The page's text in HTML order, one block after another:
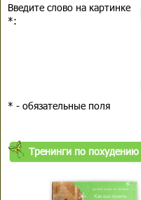
Введите слово на картинке
*:
* - обязательные поля
Тренинги по похудению